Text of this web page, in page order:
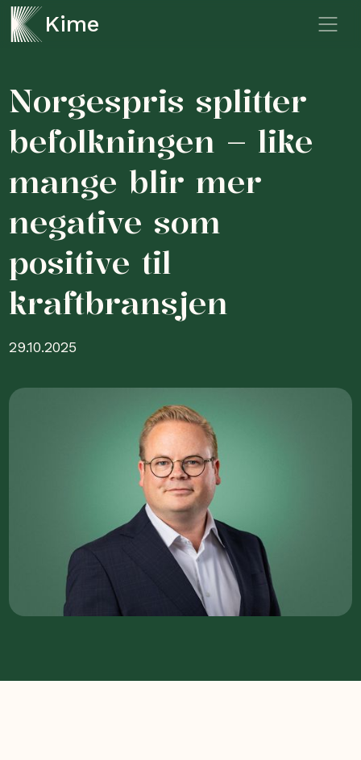
Kime
Norgespris splitter
befolkningen – like
mange blir mer
negative som
positive til
kraftbransjen
29.10.2025